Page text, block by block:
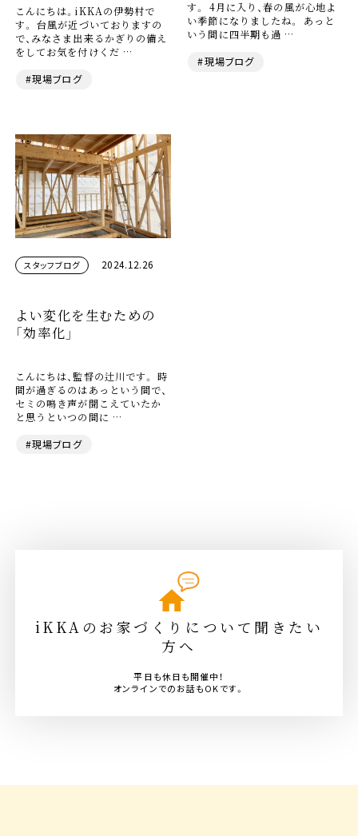
こんにちは。iKKAの伊勢村で
す。 台風が近づいておりますの
で、みなさま出来るかぎりの備え
をしてお気を付けくだ …
#現場ブログ
す。 4月に入り、春の風が心地よ
い季節になりましたね。 あっと
いう間に四半期も過 …
#現場ブログ
スタッフブログ 2024.12.26
よい変化を生むための
「効率化」
こんにちは、監督の辻川です。 時
間が過ぎるのはあっという間で、
セミの鳴き声が聞こえていたか
と思うといつの間に …
#現場ブログ
iKKAのお家づくりについて聞きたい
方へ
平日も休日も開催中！
オンラインでのお話もOKです。